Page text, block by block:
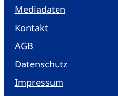
Mediadaten
Kontakt
AGB
Datenschutz
Impressum